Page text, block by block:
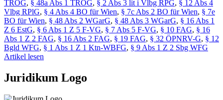
TROG, § 48a Abs 1 TROG, § 2 Abs 3 lit i Vlbg RPG, § 12 Abs 4
Vlbg RPlG, § 4 Abs 4 BO für Wien, § 7c Abs 2 BO für Wien, § 7e
BO für Wien, § 48 Abs 2 WGarG, § 48 Abs 3 WGarG, § 16 Abs 1
Z 6 EstG, § 6 Abs 1 Z 5 F-VG, § 7 Abs 5 F-VG, § 10 FAG, § 16
Abs 1 Z 2 FAG, § 16 Abs 2 FAG, § 19 FAG, § 32 ÖPNRV-G, § 12
Bgld WFG, § 1 Abs 1 Z 1 Ktn-WBFG, § 9 Abs 1 Z 2 Sbg WFG
Artikel lesen
Juridikum Logo